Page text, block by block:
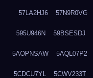
57LA2HJ6 57N9R0VG
595U946N 59BSESDJ
5AOPNSAW 5AQL07P2
5CDCU7YL 5CWV233T